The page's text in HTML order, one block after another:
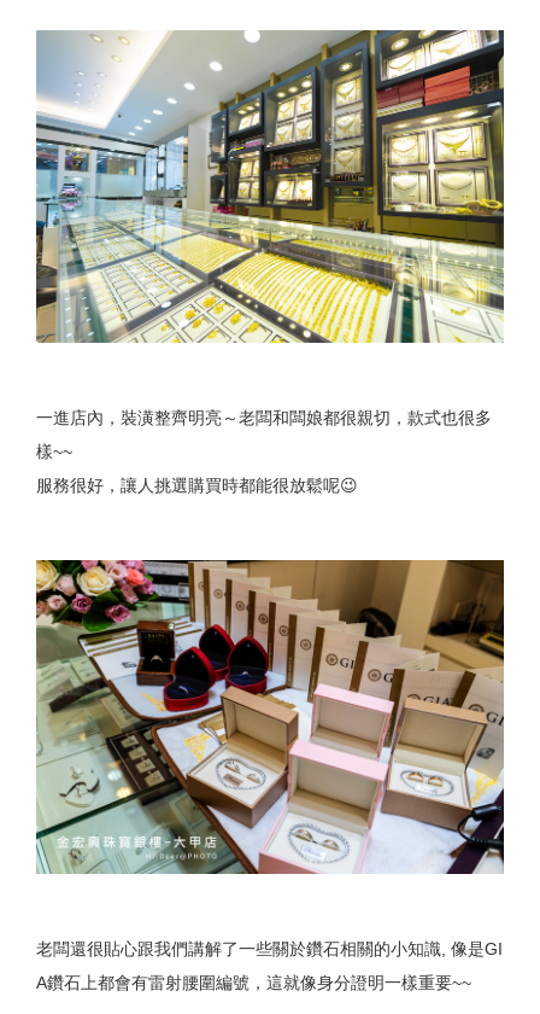
一進店內，裝潢整齊明亮～老闆和闆娘都很親切，款式也很多
樣~~
服務很好，讓人挑選購買時都能很放鬆呢😉
老闆還很貼心跟我們講解了一些關於鑽石相關的小知識, 像是GI
A鑽石上都會有雷射腰圍編號，這就像身分證明一樣重要~~